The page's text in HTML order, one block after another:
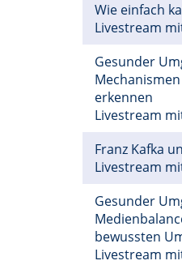
Wie einfach
Livestream
Gesunder
erkennen
Livestream
Franz Kafka
Livestream
Gesunder
bewussten
Livestream